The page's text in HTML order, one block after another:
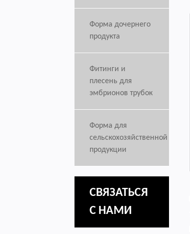
Форма дочернего
продукта
Фитинги и
плесень для
эмбрионов трубок
Форма для
сельскохозяйственной
продукции
СВЯЗАТЬСЯ
С НАМИ